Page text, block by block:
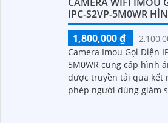
IPC-S2VP-5M0WR
1,800,000 ₫
Camera Imou Gọi Điện
5M0WR cung cấp hình
được truyền tải qua kết
phép người dùng giám